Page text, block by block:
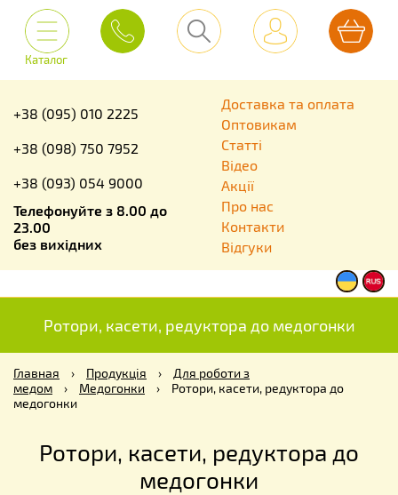
Каталог
+38 (095) 010 2225
+38 (098) 750 7952
+38 (093) 054 9000
Телефонуйте з 8.00 до
23.00
без вихідних
Доставка та оплата
Оптовикам
Статті
Відео
Акції
Про нас
Контакти
Відгуки
Ротори, касети, редуктора до медогонки
Главная › Продукція ›
Для роботи з
медом
› Медогонки ›
Ротори, касети, редуктора до
медогонки
Ротори, касети, редуктора до
медогонки